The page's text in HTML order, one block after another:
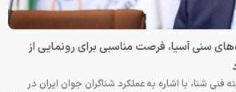
سنی آسیا، فرصت مناسبی برای رونمایی از
شنا، با اشاره به عملکرد شناگران جوان ایران در